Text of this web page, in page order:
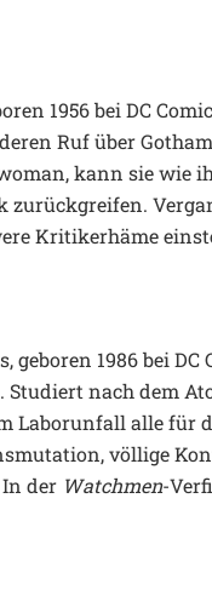
1956 bei DC
Ruf über
kann sie wie
Kritikerhäme
1986 bei
nach dem
Laborunfall alle für
völlige
der Watchmen-